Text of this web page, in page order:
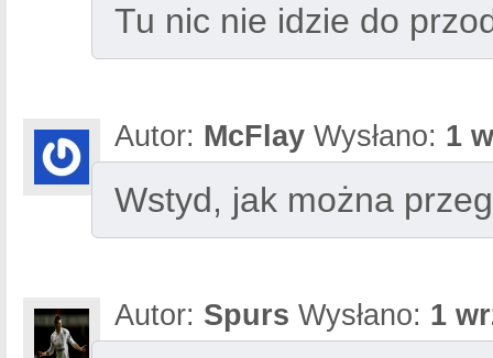
Tu nic nie idzie do
Autor: McFlay Wysłano: 1
Wstyd, jak można
Autor: Spurs Wysłano: 1